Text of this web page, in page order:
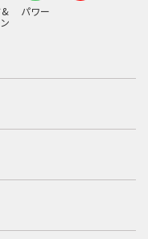
パワー